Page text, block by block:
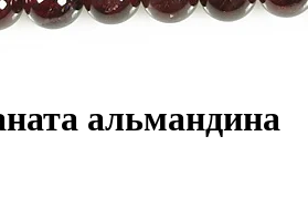
альмандина